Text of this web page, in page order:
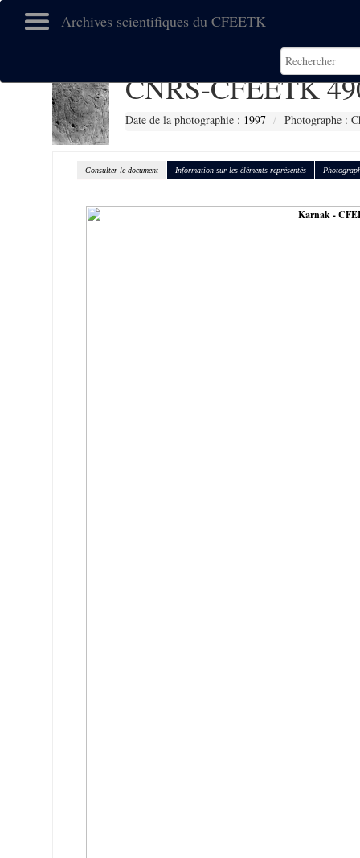
Archives scientifiques du CFEETK
CNRS-CFEETK
Date de la photographie : 1997 Photographe :
Consulter le document Information sur les éléments représentés